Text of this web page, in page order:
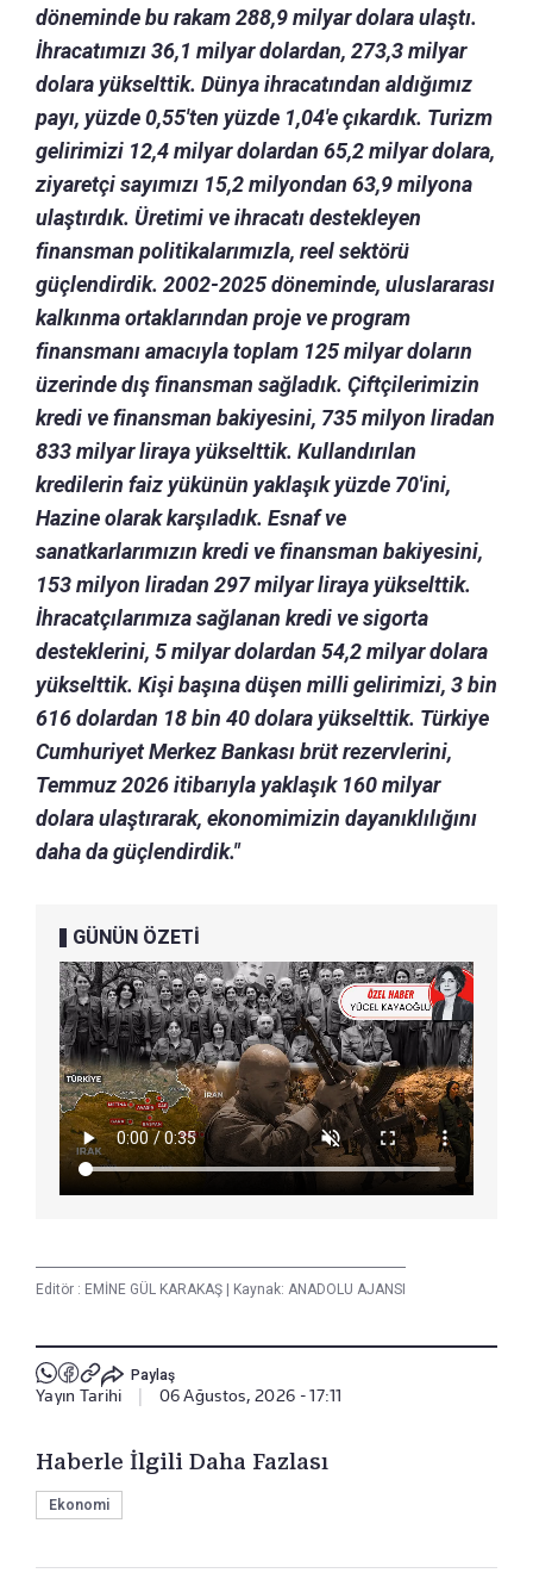
döneminde bu rakam 288,9 milyar dolara ulaştı.
İhracatımızı 36,1 milyar dolardan, 273,3 milyar
dolara yükselttik. Dünya ihracatından aldığımız
payı, yüzde 0,55'ten yüzde 1,04'e çıkardık. Turizm
gelirimizi 12,4 milyar dolardan 65,2 milyar dolara,
ziyaretçi sayımızı 15,2 milyondan 63,9 milyona
ulaştırdık. Üretimi ve ihracatı destekleyen
finansman politikalarımızla, reel sektörü
güçlendirdik. 2002-2025 döneminde, uluslararası
kalkınma ortaklarından proje ve program
finansmanı amacıyla toplam 125 milyar doların
üzerinde dış finansman sağladık. Çiftçilerimizin
kredi ve finansman bakiyesini, 735 milyon liradan
833 milyar liraya yükselttik. Kullandırılan
kredilerin faiz yükünün yaklaşık yüzde 70'ini,
Hazine olarak karşıladık. Esnaf ve
sanatkarlarımızın kredi ve finansman bakiyesini,
153 milyon liradan 297 milyar liraya yükselttik.
İhracatçılarımıza sağlanan kredi ve sigorta
desteklerini, 5 milyar dolardan 54,2 milyar dolara
yükselttik. Kişi başına düşen milli gelirimizi, 3 bin
616 dolardan 18 bin 40 dolara yükselttik. Türkiye
Cumhuriyet Merkez Bankası brüt rezervlerini,
Temmuz 2026 itibarıyla yaklaşık 160 milyar
dolara ulaştırarak, ekonomimizin dayanıklılığını
daha da güçlendirdik."
GÜNÜN ÖZETİ
Editör : EMİNE GÜL KARAKAŞ Kaynak: ANADOLU AJANSI
Paylaş
Yayın Tarihi 06 Ağustos, 2026 - 17:11
Haberle İlgili Daha Fazlası
Ekonomi